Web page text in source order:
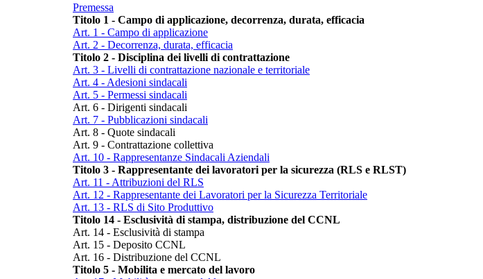
Premessa
Titolo 1 - Campo di applicazione, decorrenza, durata, efficacia
Art. 1 - Campo di applicazione
Art. 2 - Decorrenza, durata, efficacia
Titolo 2 - Disciplina dei livelli di contrattazione
Art. 3 - Livelli di contrattazione nazionale e territoriale
Art. 4 - Adesioni sindacali
Art. 5 - Permessi sindacali
Art. 6 - Dirigenti sindacali
Art. 7 - Pubblicazioni sindacali
Art. 8 - Quote sindacali
Art. 9 - Contrattazione collettiva
Art. 10 - Rappresentanze Sindacali Aziendali
Titolo 3 - Rappresentante dei lavoratori per la sicurezza (RLS e RLST)
Art. 11 - Attribuzioni del RLS
Art. 12 - Rappresentante dei Lavoratori per la Sicurezza Territoriale
Art. 13 - RLS di Sito Produttivo
Titolo 14 - Esclusività di stampa, distribuzione del CCNL
Art. 14 - Esclusività di stampa
Art. 15 - Deposito CCNL
Art. 16 - Distribuzione del CCNL
Titolo 5 - Mobilita e mercato del lavoro